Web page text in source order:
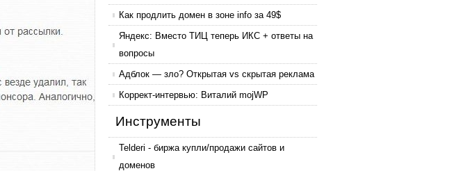
Как продлить домен в зоне info за 49$
Яндекс: Вместо ТИЦ теперь ИКС + ответы на
вопросы
Адблок — зло? Открытая vs скрытая реклама
Коррект-интервью: Виталий mojWP
Инструменты
Telderi - биржа купли/продажи сайтов и
доменов